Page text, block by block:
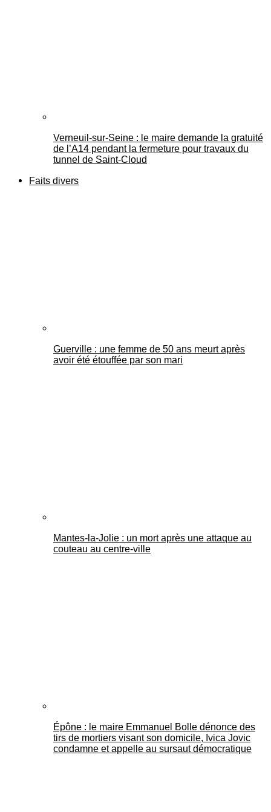
Verneuil-sur-Seine : le maire demande la gratuité
de l’A14 pendant la fermeture pour travaux du
tunnel de Saint-Cloud
Faits divers
Guerville : une femme de 50 ans meurt après
avoir été étouffée par son mari
Mantes-la-Jolie : un mort après une attaque au
couteau au centre-ville
Épône : le maire Emmanuel Bolle dénonce des
tirs de mortiers visant son domicile, Ivica Jovic
condamne et appelle au sursaut démocratique